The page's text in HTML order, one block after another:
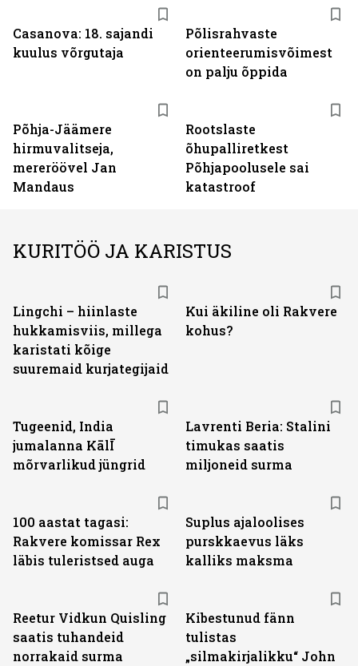
Casanova: 18. sajandi
kuulus võrgutaja
Põlisrahvaste
orienteerumisvõimest
on palju õppida
Põhja-Jäämere
hirmuvalitseja,
mereröövel Jan
Mandaus
Rootslaste
õhupalliretkest
Põhjapoolusele sai
katastroof
KURITÖÖ JA KARISTUS
Lingchi – hiinlaste
hukkamisviis, millega
karistati kõige
suuremaid kurjategijaid
Kui äkiline oli Rakvere
kohus?
Tugeenid, India
jumalanna KālĪ
mõrvarlikud jüngrid
Lavrenti Beria: Stalini
timukas saatis
miljoneid surma
100 aastat tagasi:
Rakvere komissar Rex
läbis tuleristsed auga
Suplus ajaloolises
purskkaevus läks
kalliks maksma
Reetur Vidkun Quisling
saatis tuhandeid
norrakaid surma
Kibestunud fänn
tulistas
„silmakirjalikku“ John